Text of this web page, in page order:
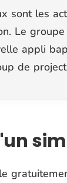
sont les
Le
appli
de